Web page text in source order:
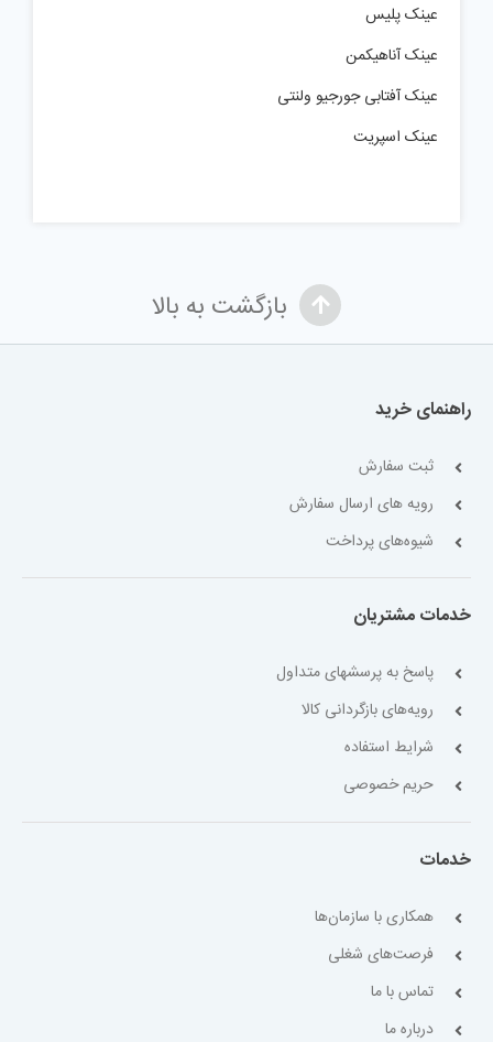
عینک پلیس
عینک آناهیکمن
عینک آفتابی جورجیو ولنتی
عینک اسپریت
بازگشت به بالا
راهنمای خرید
ثبت سفارش
رویه های ارسال سفارش
شیوه‌های پرداخت
خدمات مشتریان
پاسخ به پرسشهای متداول
رویه‌های بازگردانی کالا
شرایط استفاده
حریم خصوصی
خدمات
همکاری با سازمان‌ها
فرصت‌های شغلی
تماس با ما
درباره ما